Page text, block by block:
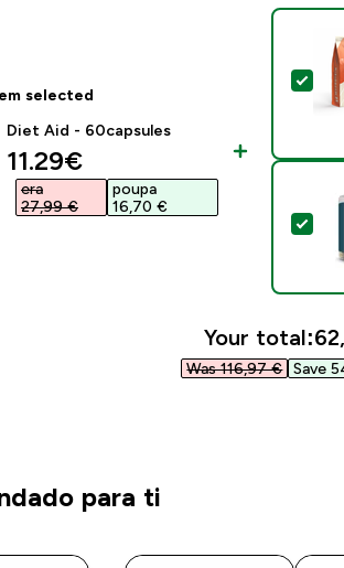
selected
Diet Aid - 60capsules
discounted price
11.29€‎
era
27,99 €‎
poupa
16,70 €‎
Your total:
Was 116,97 €‎ Save
para ti